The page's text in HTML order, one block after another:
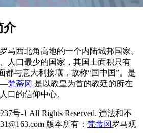
介
马西北角高地的一个内陆城邦国家。
人口最少的国家，其国土面积只有
都与意大利接壤，故称“国中国”。是
梵蒂冈 是以教皇为首的教廷的所在
口的信仰中心。
号-1 All Rights Reserved. 违法和不
版本所有： 梵蒂冈 罗马观